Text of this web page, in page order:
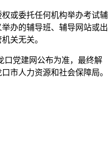
或委托任何机构举办考试辅
办的辅导班、辅导网站或出
关无关。
口党建网公布为准，最终解
市人力资源和社会保障局。